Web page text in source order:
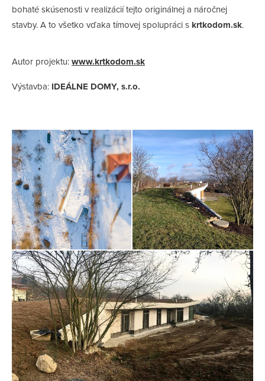
bohaté skúsenosti v realizácií tejto originálnej a náročnej
stavby. A to všetko vďaka tímovej spolupráci s krtkodom.sk.
Autor projektu: www.krtkodom.sk
Výstavba: IDEÁLNE DOMY, s.r.o.